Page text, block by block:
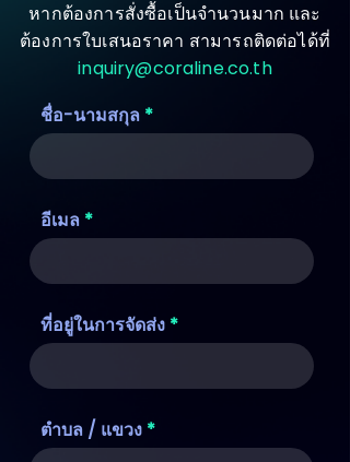
ชื่อ-นามสกุล
อีเมล
ที่อยู่ในการจัดส่ง
ตำบล / แขวง
หากต้องการสั่งซื้อเป็นจำนวนมาก และ
ต้องการใบเสนอราคา สามารถติดต่อได้ที่
inquiry@coraline.co.th